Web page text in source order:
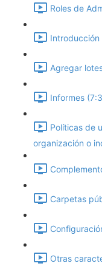
Roles de
Introducción
Agregar
Informes
Políticas de
organización o
Carpetas
Otras